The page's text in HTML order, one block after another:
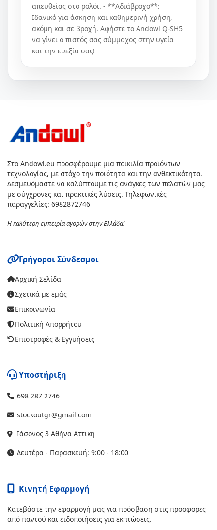
απευθείας στο ρολόι. - **Αδιάβροχο**:
Ιδανικό για άσκηση και καθημερινή χρήση,
ακόμη και σε βροχή. Αφήστε το Andowl Q-SH5
να γίνει ο πιστός σας σύμμαχος στην υγεία
και την ευεξία σας!
Στο Andowl.eu προσφέρουμε μια ποικιλία προϊόντων
τεχνολογίας, με στόχο την ποιότητα και την ανθεκτικότητα.
Δεσμευόμαστε να καλύπτουμε τις ανάγκες των πελατών μας
με σύγχρονες και πρακτικές λύσεις. Τηλεφωνικές
παραγγελίες: 6982872746
Η καλύτερη εμπειρία αγορών στην Ελλάδα!
Γρήγοροι Σύνδεσμοι
Αρχική Σελίδα
Σχετικά με εμάς
Επικοινωνία
Πολιτική Απορρήτου
Επιστροφές & Εγγυήσεις
Υποστήριξη
698 287 2746
stockoutgr@gmail.com
Ιάσονος 3 Αθήνα Αττική
Δευτέρα - Παρασκευή: 9:00 - 18:00
Κινητή Εφαρμογή
Κατεβάστε την εφαρμογή μας για πρόσβαση στις προσφορές
από παντού και ειδοποιήσεις για εκπτώσεις.